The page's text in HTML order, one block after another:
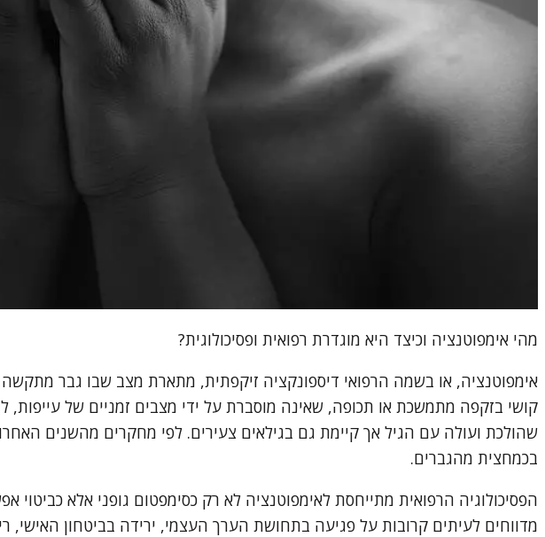
מהי אימפוטנציה וכיצד היא מוגדרת רפואית ופסיכולוגית?
אימפוטנציה, או בשמה הרפואי דיספונקציה זיקפתית, מתארת מצב שבו גבר
קושי בזקפה מתמשכת או תכופה, שאינה מוסברת על ידי מצבים זמניים של
בכמחצית מהגברים.
הפסיכולוגיה הרפואית מתייחסת לאימפוטנציה לא רק כסימפטום גופני אלא
מדווחים לעיתים קרובות על פגיעה בתחושת הערך העצמי, ירידה בביטחון